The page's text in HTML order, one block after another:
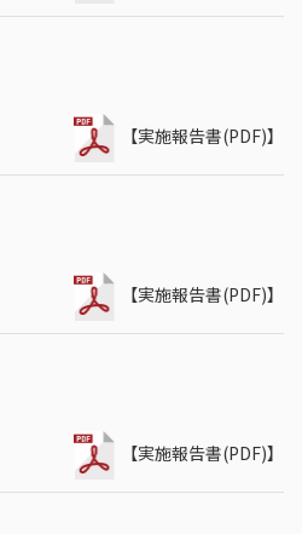
【実施報告書(PDF)】
【実施報告書(PDF)】
【実施報告書(PDF)】